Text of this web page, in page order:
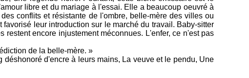
libre et du mariage à l'essai. Elle a beaucoup oeuvré à
conflits et résistante de l'ombre, belle-mère des villes ou
leur introduction sur le marché du travail. Baby-sitter
encore injustement méconnues. L'enfer, ce n'est pas
de la belle-mère. »
d'encre à leurs mains, La veuve et le pendu, Une